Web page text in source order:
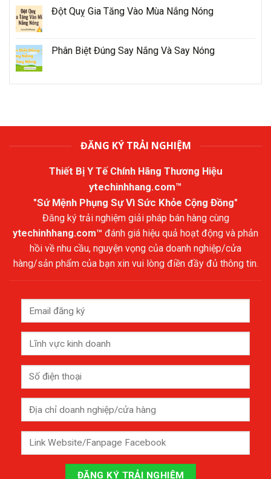
Đột Quỵ Gia Tăng Vào Mùa Nắng Nóng
Phân Biệt Đúng Say Nắng Và Say Nóng
ĐĂNG KÝ TRẢI NGHIỆM
Thiết Bị Y Tế Chính Hãng Thương Hiệu
ytechinhhang.com™
"Sứ Mệnh Phụng Sự Vì Sức Khỏe Cộng Đồng"
Đăng ký trải nghiệm giải pháp bán hàng cùng
ytechinhhang.com™ đánh giá hiệu quả hoạt động và phản
hồi về nhu cầu, nguyện vọng của doanh nghiệp/cửa
hàng/sản phẩm của bạn xin vui lòng điền đầy đủ thông tin.